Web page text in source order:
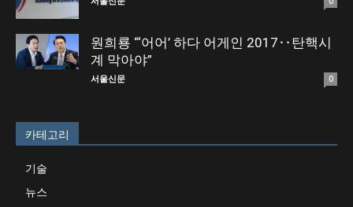
원희룡 “‘어어’ 하다 어게인 2017‥탄핵시
계 막아야”
서울신문 0
카테고리
기술
뉴스